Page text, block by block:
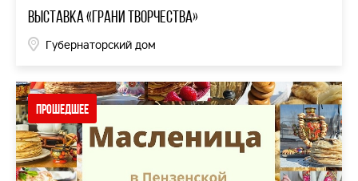
Выставка «Грани творчества»
Губернаторский дом
Прошедшее